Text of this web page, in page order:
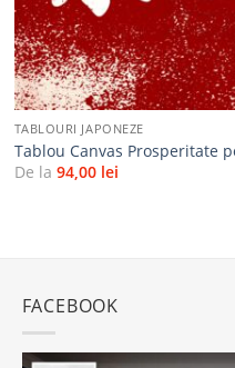
+
TABLOURI JAPONEZE
Tablou Canvas Prosperitate
De la 94,00 lei
FACEBOOK